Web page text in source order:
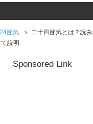
24節気
二十四節気とは？読
説明
Sponsored Link